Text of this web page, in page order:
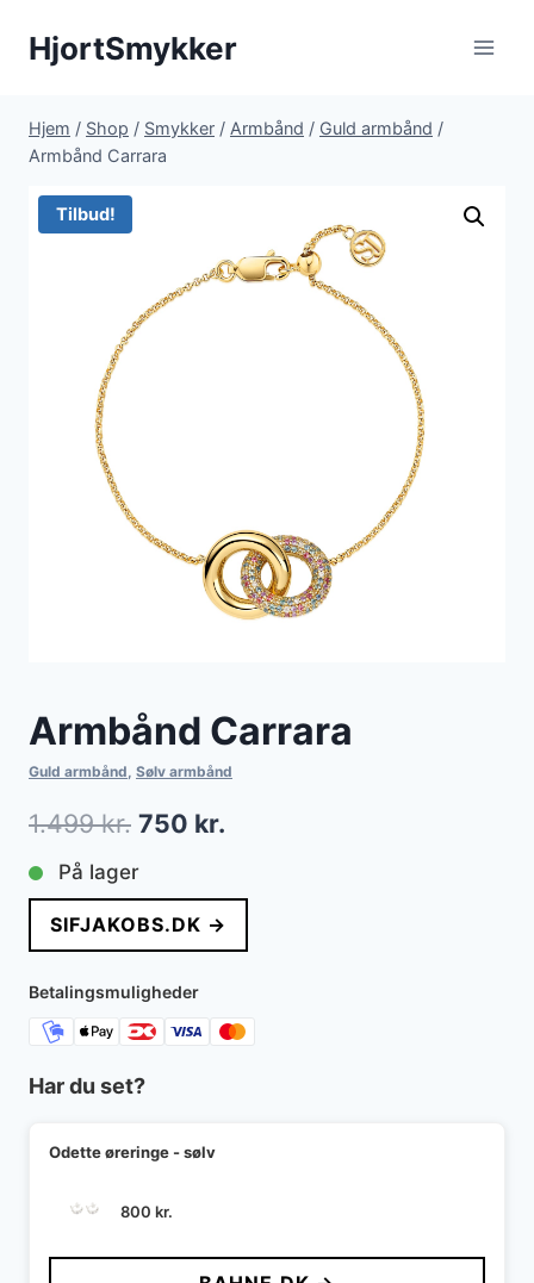
HjortSmykker
Hjem / Shop / Smykker / Armbånd / Guld armbånd /
Armbånd Carrara
Tilbud!
Armbånd Carrara
Guld armbånd, Sølv armbånd
1.499kr. Den
oprindelige
pris
var:
1.499 kr..
750 kr.
pris
er:
På lager
SIFJAKOBS.DK →
Betalingsmuligheder
Har du set?
Odette øreringe - sølv
800 kr.